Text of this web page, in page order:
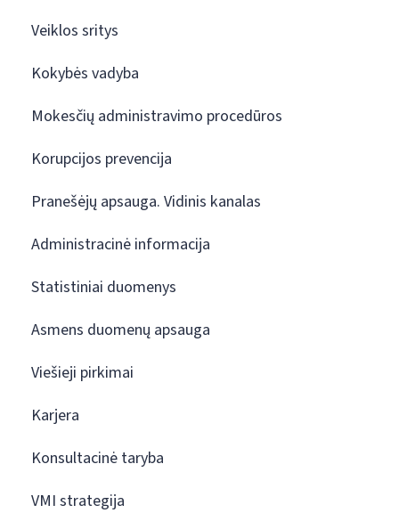
Veiklos sritys
Kokybės vadyba
Mokesčių administravimo procedūros
Korupcijos prevencija
Pranešėjų apsauga. Vidinis kanalas
Administracinė informacija
Statistiniai duomenys
Asmens duomenų apsauga
Viešieji pirkimai
Karjera
Konsultacinė taryba
VMI strategija